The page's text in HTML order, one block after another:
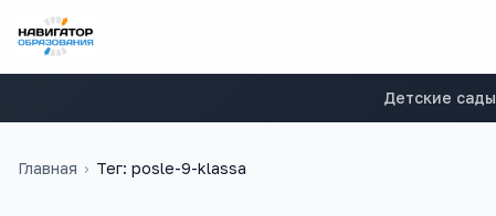
Детские сады
Главная › Тег: posle-9-klassa